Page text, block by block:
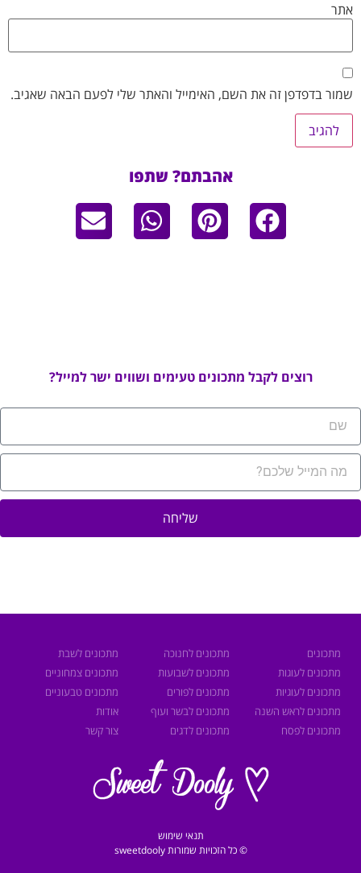
אתר
שמור בדפדפן זה את השם, האימייל והאתר שלי לפעם הבאה שאגיב.
אהבתם? שתפו
רוצים לקבל מתכונים טעימים ושווים ישר למייל?
שליחה
מתכונים
מתכונים לעוגות
מתכונים לעוגיות
מתכונים לראש השנה
מתכונים לפסח
מתכונים לחנוכה
מתכונים לשבועות
מתכונים לפורים
מתכונים לבשר ועוף
מתכונים לדגים
מתכונים לשבת
מתכונים צמחוניים
מתכונים טבעוניים
אודות
צור קשר
תנאי שימוש
© כל הזכויות שמורות sweetdooly